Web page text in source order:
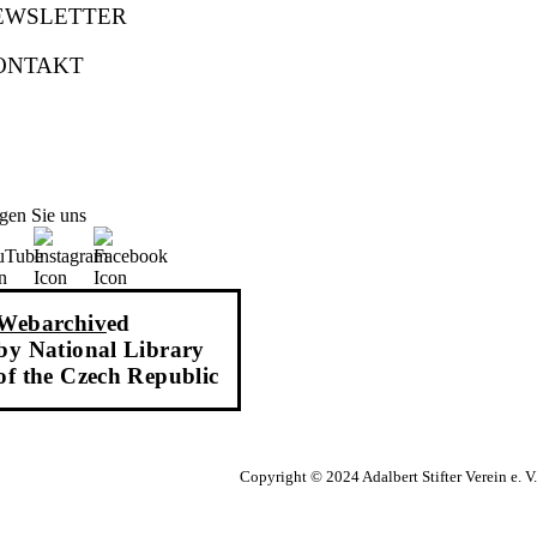
Sie uns
ed
National Library
the Czech Republic
Copyright © 2024 Adalbert Stifter Verein e. V.